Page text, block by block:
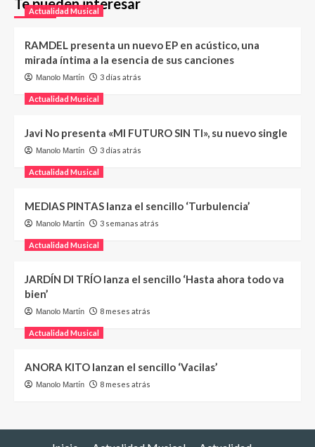
Actualidad Musical
RAMDEL presenta un nuevo EP en acústico, una
mirada íntima a la esencia de sus canciones
Manolo Martín 3 días atrás
Actualidad Musical
Javi No presenta «MI FUTURO SIN TI», su nuevo single
Manolo Martín 3 días atrás
Actualidad Musical
MEDIAS PINTAS lanza el sencillo ‘Turbulencia’
Manolo Martín 3 semanas atrás
Actualidad Musical
JARDÍN DI TRÍO lanza el sencillo ‘Hasta ahora todo va
bien’
Manolo Martín 8 meses atrás
Actualidad Musical
ANORA KITO lanzan el sencillo ‘Vacilas’
Manolo Martín 8 meses atrás